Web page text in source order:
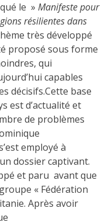
le » Manifeste pour
résilientes dans
très développé
proposé sous forme
qui
capables
décisifs.Cette base
est d’actualité et
de problèmes
employé à
dossier captivant.
avant que
« Fédération
Après avoir